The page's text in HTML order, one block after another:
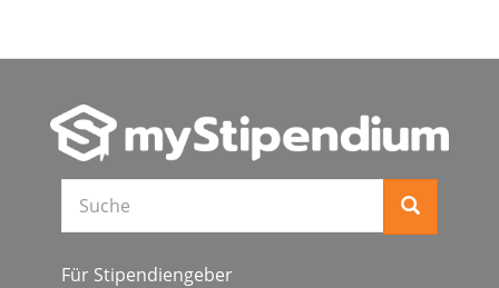
Suche
Für Stipendiengeber